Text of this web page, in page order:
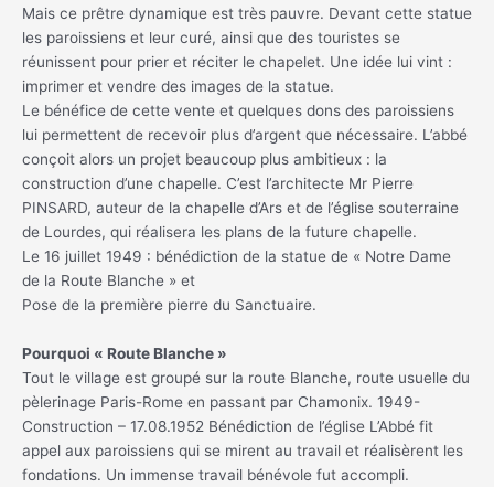
Mais ce prêtre dynamique est très pauvre. Devant cette statue
les paroissiens et leur curé, ainsi que des touristes se
réunissent pour prier et réciter le chapelet. Une idée lui vint :
imprimer et vendre des images de la statue.
Le bénéfice de cette vente et quelques dons des paroissiens
lui permettent de recevoir plus d’argent que nécessaire. L’abbé
conçoit alors un projet beaucoup plus ambitieux : la
construction d’une chapelle. C’est l’architecte Mr Pierre
PINSARD, auteur de la chapelle d’Ars et de l’église souterraine
de Lourdes, qui réalisera les plans de la future chapelle.
Le 16 juillet 1949 : bénédiction de la statue de « Notre Dame
de la Route Blanche » et
Pose de la première pierre du Sanctuaire.
Pourquoi « Route Blanche »
Tout le village est groupé sur la route Blanche, route usuelle du
pèlerinage Paris-Rome en passant par Chamonix. 1949-
Construction – 17.08.1952 Bénédiction de l’église L’Abbé fit
appel aux paroissiens qui se mirent au travail et réalisèrent les
fondations. Un immense travail bénévole fut accompli.